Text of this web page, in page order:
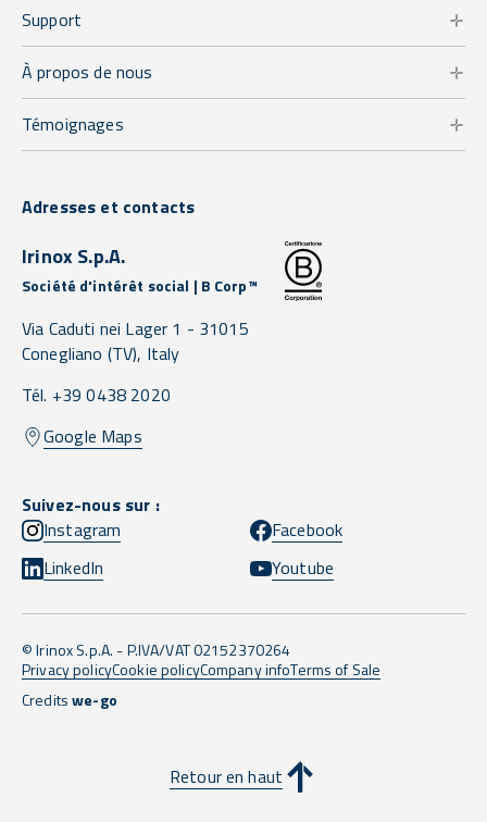
Support
À propos de nous
Témoignages
Adresses et contacts
Irinox S.p.A.
Société d'intérêt social | B Corp™
Via Caduti nei Lager 1 - 31015
Conegliano (TV), Italy
Tél. +39 0438 2020
Google Maps
Suivez-nous sur :
Instagram
Facebook
LinkedIn
Youtube
© Irinox S.p.A. - P.IVA/VAT 02152370264
Privacy policyCookie policyCompany infoTerms of Sale
Creditswe-go
Retour en haut